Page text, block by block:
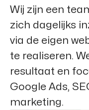
Wij zijn een
zich dagelijks
via de eigen
te realiseren.
resultaat en
Google Ads,
marketing.